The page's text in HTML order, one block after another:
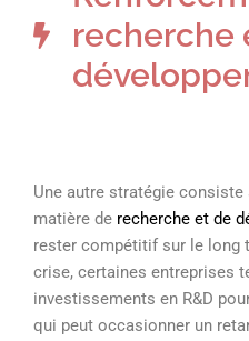
recherche
Une autre stratégie
matière de recherche et de
rester compétitif sur le long
crise, certaines entreprises
investissements en R&D
qui peut occasionner un